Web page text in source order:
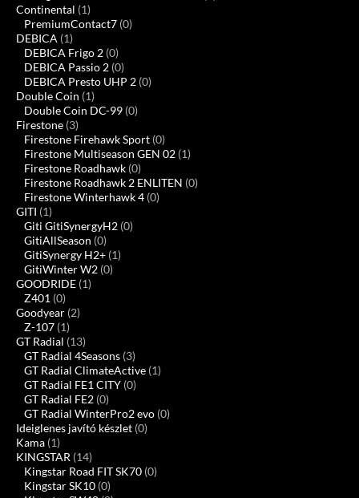
Continental (1)
PremiumContact7 (0)
DEBICA (1)
DEBICA Frigo 2 (0)
DEBICA Passio 2 (0)
DEBICA Presto UHP 2 (0)
Double Coin (1)
Double Coin DC-99 (0)
Firestone (3)
Firestone Firehawk Sport (0)
Firestone Multiseason GEN 02 (1)
Firestone Roadhawk (0)
Firestone Roadhawk 2 ENLITEN (0)
Firestone Winterhawk 4 (0)
GITI (1)
Giti GitiSynergyH2 (0)
GitiAllSeason (0)
GitiSynergy H2+ (1)
GitiWinter W2 (0)
GOODRIDE (1)
Z401 (0)
Goodyear (2)
Z-107 (1)
GT Radial (13)
GT Radial 4Seasons (3)
GT Radial ClimateActive (1)
GT Radial FE1 CITY (0)
GT Radial FE2 (0)
GT Radial WinterPro2 evo (0)
Ideiglenes javító készlet (0)
Kama (1)
KINGSTAR (14)
Kingstar Road FIT SK70 (0)
Kingstar SK10 (0)